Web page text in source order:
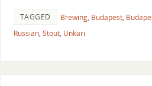
TAGGED Brewing, Budapest,
Russian, Stout, Unkari